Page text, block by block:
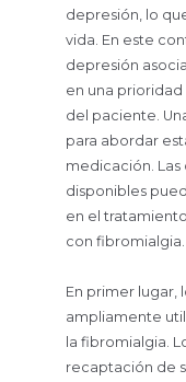
depresión, lo
vida. En este
depresión
en una prioridad
del paciente.
para abordar
medicación.
disponibles
en el
con fibromialgia.
En primer lugar,
ampliamente
la fibromialgia.
recaptación de